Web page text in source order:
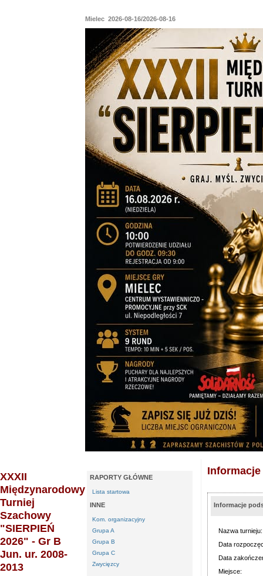
XXXII
Międzynarodowy
Turniej
Szachowy
"SIERPIEŃ
2026" - Gr B
Jun. ur. 2008-
2013
Mielec 2026-08-16/2026-08-16
RAPORTY GŁÓWNE
Lista startowa
INNE
Kom. organizacyjny
Grupa A
Grupa B
Grupa C
Zwycięzcy
Informacje
Nazwa turnieju:
Data
Data
Miejsce: